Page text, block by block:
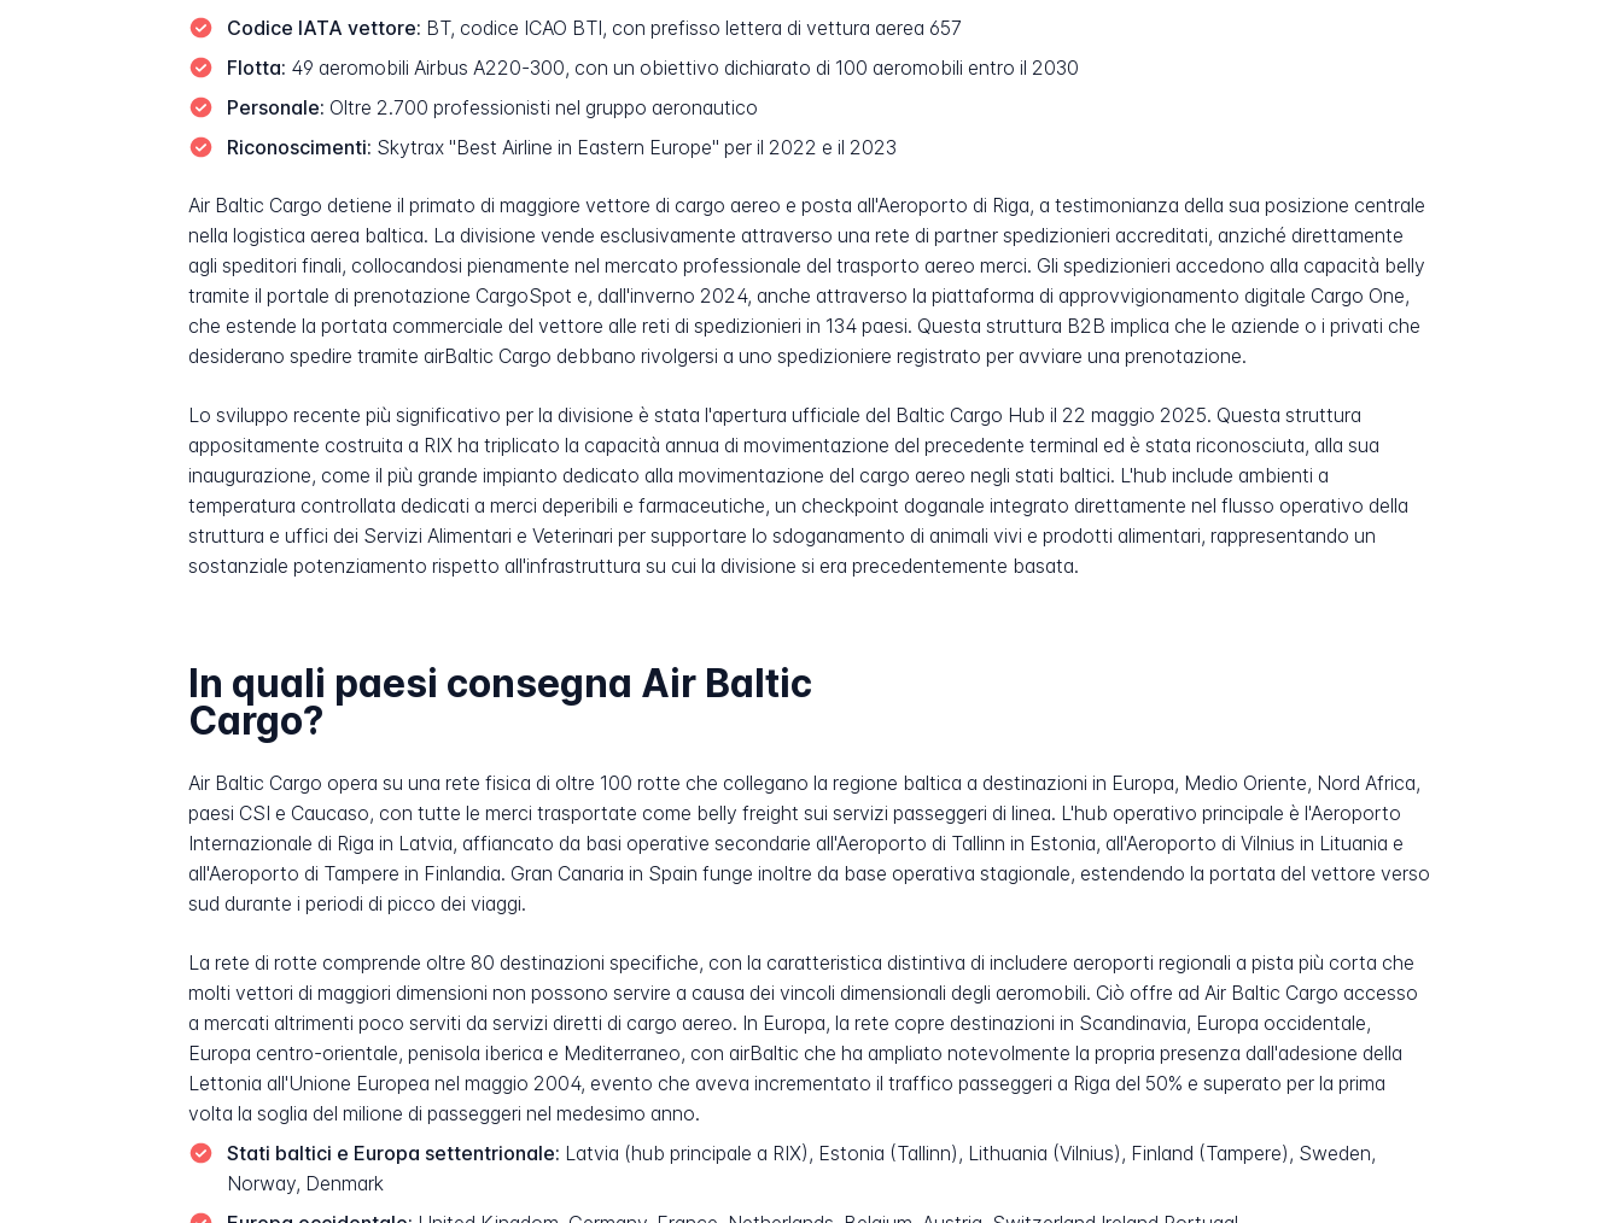
Codice IATA vettore: BT, codice ICAO BTI, con prefisso lettera di vettura aerea 657
Flotta: 49 aeromobili Airbus A220-300, con un obiettivo dichiarato di 100 aeromobili entro il 2030
Personale: Oltre 2.700 professionisti nel gruppo aeronautico
Riconoscimenti: Skytrax "Best Airline in Eastern Europe" per il 2022 e il 2023
Air Baltic Cargo detiene il primato di maggiore vettore di cargo aereo e posta all'Aeroporto di Riga, a testimonianza della sua posizione centrale
nella logistica aerea baltica. La divisione vende esclusivamente attraverso una rete di partner spedizionieri accreditati, anziché direttamente
agli speditori finali, collocandosi pienamente nel mercato professionale del trasporto aereo merci. Gli spedizionieri accedono alla capacità belly
tramite il portale di prenotazione CargoSpot e, dall'inverno 2024, anche attraverso la piattaforma di approvvigionamento digitale Cargo One,
che estende la portata commerciale del vettore alle reti di spedizionieri in 134 paesi. Questa struttura B2B implica che le aziende o i privati che
desiderano spedire tramite airBaltic Cargo debbano rivolgersi a uno spedizioniere registrato per avviare una prenotazione.
Lo sviluppo recente più significativo per la divisione è stata l'apertura ufficiale del Baltic Cargo Hub il 22 maggio 2025. Questa struttura
appositamente costruita a RIX ha triplicato la capacità annua di movimentazione del precedente terminal ed è stata riconosciuta, alla sua
inaugurazione, come il più grande impianto dedicato alla movimentazione del cargo aereo negli stati baltici. L'hub include ambienti a
temperatura controllata dedicati a merci deperibili e farmaceutiche, un checkpoint doganale integrato direttamente nel flusso operativo della
struttura e uffici dei Servizi Alimentari e Veterinari per supportare lo sdoganamento di animali vivi e prodotti alimentari, rappresentando un
sostanziale potenziamento rispetto all'infrastruttura su cui la divisione si era precedentemente basata.
In quali paesi consegna Air Baltic
Cargo?
Air Baltic Cargo opera su una rete fisica di oltre 100 rotte che collegano la regione baltica a destinazioni in Europa, Medio Oriente, Nord Africa,
paesi CSI e Caucaso, con tutte le merci trasportate come belly freight sui servizi passeggeri di linea. L'hub operativo principale è l'Aeroporto
Internazionale di Riga in Latvia, affiancato da basi operative secondarie all'Aeroporto di Tallinn in Estonia, all'Aeroporto di Vilnius in Lituania e
all'Aeroporto di Tampere in Finlandia. Gran Canaria in Spain funge inoltre da base operativa stagionale, estendendo la portata del vettore verso
sud durante i periodi di picco dei viaggi.
La rete di rotte comprende oltre 80 destinazioni specifiche, con la caratteristica distintiva di includere aeroporti regionali a pista più corta che
molti vettori di maggiori dimensioni non possono servire a causa dei vincoli dimensionali degli aeromobili. Ciò offre ad Air Baltic Cargo accesso
a mercati altrimenti poco serviti da servizi diretti di cargo aereo. In Europa, la rete copre destinazioni in Scandinavia, Europa occidentale,
Europa centro-orientale, penisola iberica e Mediterraneo, con airBaltic che ha ampliato notevolmente la propria presenza dall'adesione della
Lettonia all'Unione Europea nel maggio 2004, evento che aveva incrementato il traffico passeggeri a Riga del 50% e superato per la prima
volta la soglia del milione di passeggeri nel medesimo anno.
Stati baltici e Europa settentrionale: Latvia (hub principale a RIX), Estonia (Tallinn), Lithuania (Vilnius), Finland (Tampere), Sweden,
Norway, Denmark